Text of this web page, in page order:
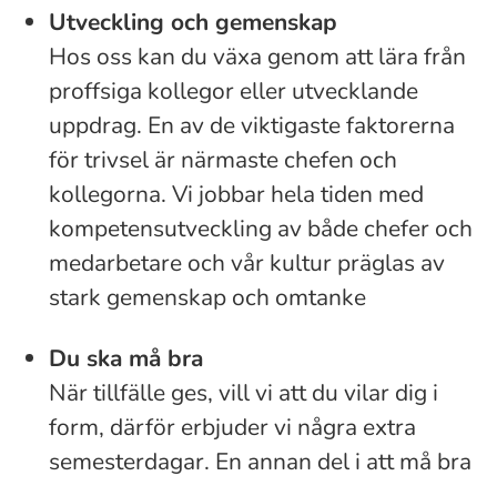
Utveckling och gemenskap
Hos oss kan du växa genom att lära från
proffsiga kollegor eller utvecklande
uppdrag. En av de viktigaste faktorerna
för trivsel är närmaste chefen och
kollegorna. Vi jobbar hela tiden med
kompetensutveckling av både chefer och
medarbetare och vår kultur präglas av
stark gemenskap och omtanke
Du ska må bra
När tillfälle ges, vill vi att du vilar dig i
form, därför erbjuder vi några extra
semesterdagar. En annan del i att må bra